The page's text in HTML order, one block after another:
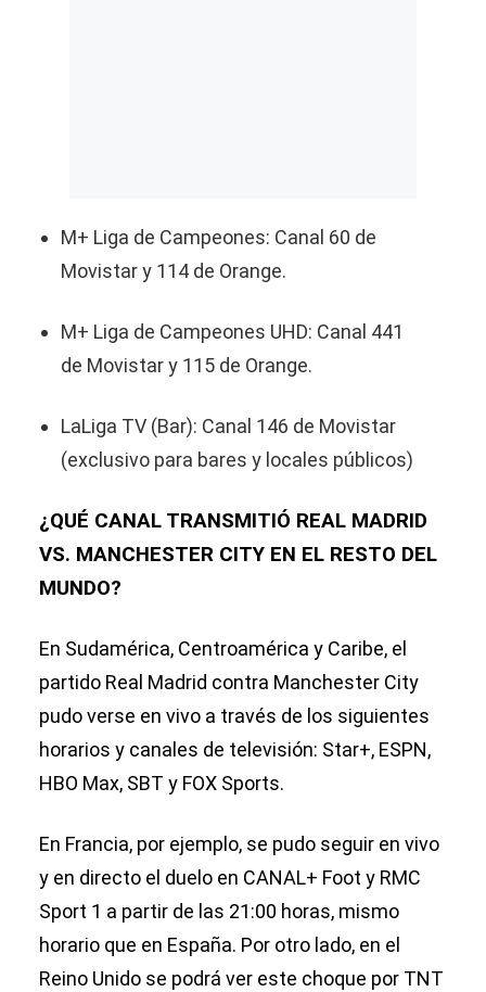
M+ Liga de Campeones: Canal 60 de
Movistar y 114 de Orange.
M+ Liga de Campeones UHD: Canal 441
de Movistar y 115 de Orange.
LaLiga TV (Bar): Canal 146 de Movistar
(exclusivo para bares y locales públicos)
¿QUÉ CANAL TRANSMITIÓ REAL MADRID
VS. MANCHESTER CITY EN EL RESTO DEL
MUNDO?
En Sudamérica, Centroamérica y Caribe, el
partido Real Madrid contra Manchester City
pudo verse en vivo a través de los siguientes
horarios y canales de televisión: Star+, ESPN,
HBO Max, SBT y FOX Sports.
En Francia, por ejemplo, se pudo seguir en vivo
y en directo el duelo en CANAL+ Foot y RMC
Sport 1 a partir de las 21:00 horas, mismo
horario que en España. Por otro lado, en el
Reino Unido se podrá ver este choque por TNT